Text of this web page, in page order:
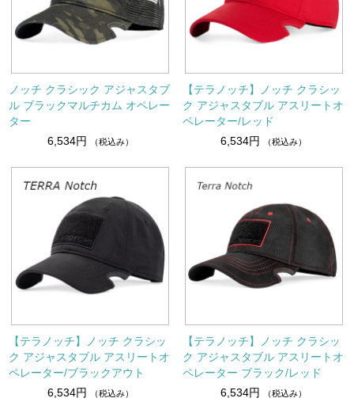
ノッチ クラシック アジャスタブ
ル ブラックマルチカム オペレー
ター
6,534円
（税込み）
【テラノッチ】ノッチ クラシッ
ク アジャスタブル アスリートオ
ペレーター/レッド
6,534円
（税込み）
【テラノッチ】ノッチ クラシッ
ク アジャスタブル アスリートオ
ペレーター/ブラックアウト
6,534円
（税込み）
【テラノッチ】ノッチ クラシッ
ク アジャスタブル アスリートオ
ペレーター ブラック/レッド
6,534円
（税込み）